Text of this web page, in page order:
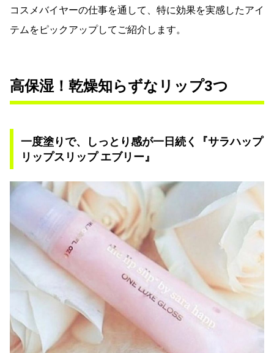
コスメバイヤーの仕事を通して、特に効果を実感したアイ
テムをピックアップしてご紹介します。
高保湿！乾燥知らずなリップ3つ
一度塗りで、しっとり感が一日続く『サラハップ
リップスリップ エブリー』